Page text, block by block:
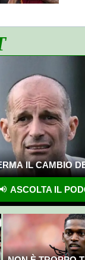
IL CAMBIO
ASCOLTA IL